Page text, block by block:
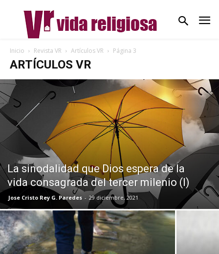
Inicio Revista VR Artículos VR Página 3
ARTÍCULOS VR
La sinodalidad que Dios espera de la
vida consagrada del tercer milenio (I)
Jose Cristo Rey G. Paredes - 29 diciembre, 2021